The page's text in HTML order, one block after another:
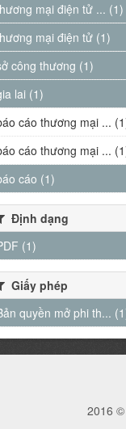
mại điện tử ... (1)
mại điện tử (1)
công thương (1)
lai (1)
cáo thương mại ...
cáo thương mại ...
cáo (1)
Định dạng
(1)
Giấy phép
quyền mở phi th...
2016